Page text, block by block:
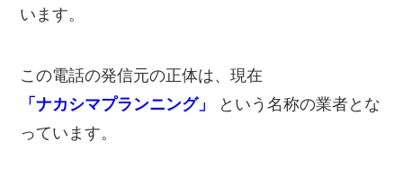
います。
この電話の発信元の正体は、現在
「ナカシマプランニング」
という名称の業者とな
っています。